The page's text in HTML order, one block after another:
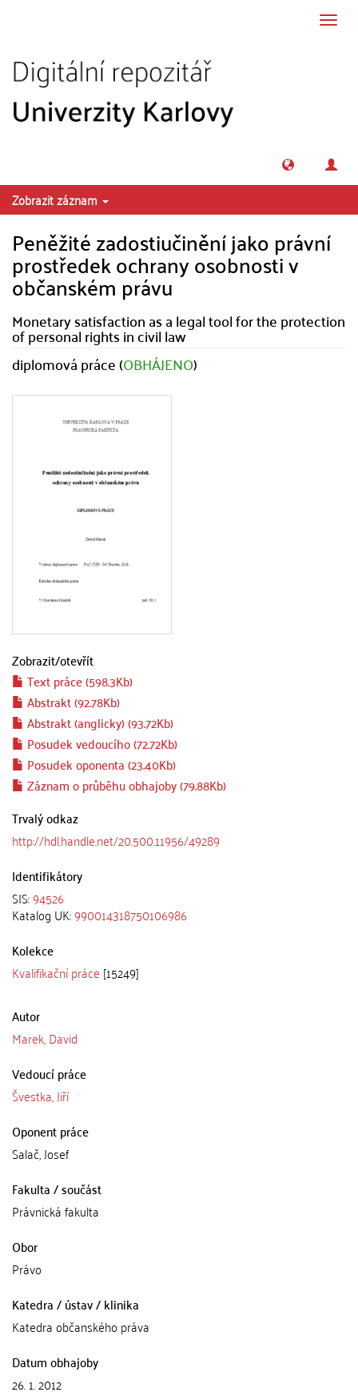
Zobrazit záznam
Peněžité zadostiučinění jako právní
prostředek ochrany osobnosti v
občanském právu
Monetary satisfaction as a legal tool for the protection
of personal rights in civil law
diplomová práce (OBHÁJENO)
Zobrazit/otevřít
Text práce (598.3Kb)
Abstrakt (92.78Kb)
Abstrakt (anglicky) (93.72Kb)
Posudek vedoucího (72.72Kb)
Posudek oponenta (23.40Kb)
Záznam o průběhu obhajoby (79.88Kb)
Trvalý odkaz
http://hdl.handle.net/20.500.11956/49289
Identifikátory
SIS:94526
Katalog UK:990014318750106986
Kolekce
Kvalifikační práce [15249]
Autor
Marek, David
Vedoucí práce
Švestka, Jiří
Oponent práce
Salač, Josef
Fakulta / součást
Právnická fakulta
Obor
Právo
Katedra / ústav / klinika
Katedra občanského práva
Datum obhajoby
26. 1. 2012